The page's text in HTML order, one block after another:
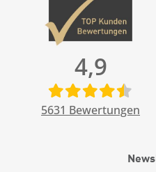
4,9
5631 Bewertungen